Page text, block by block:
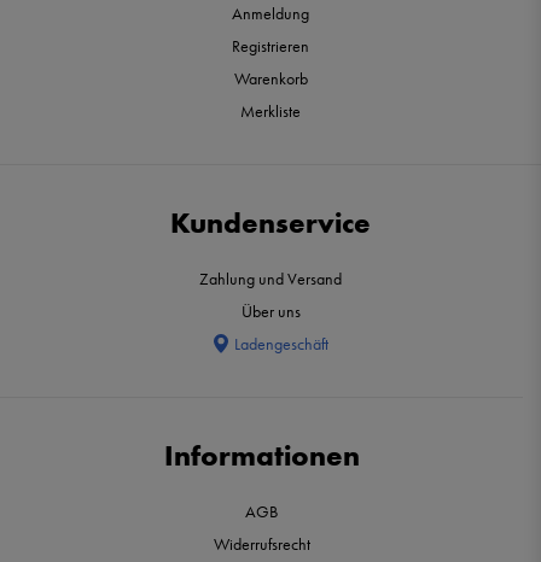
Anmeldung
Registrieren
Warenkorb
Merkliste
Kundenservice
Zahlung und Versand
Über uns
Ladengeschäft
Informationen
AGB
Widerrufsrecht